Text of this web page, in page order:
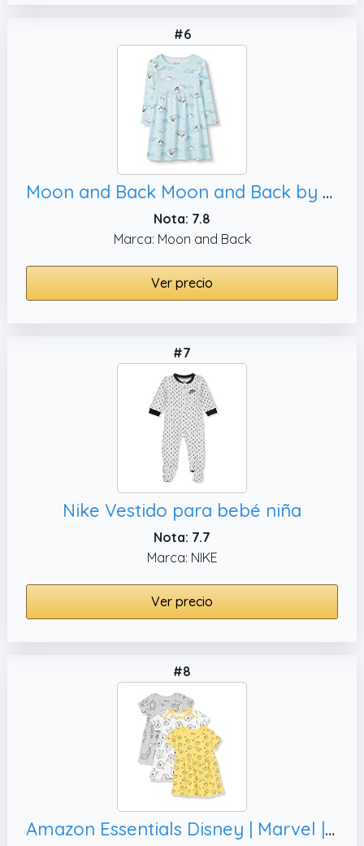
#6
Moon and Back Moon and Back by Hanna Andersson Vestido en punto de algodón orgánico con manga larga Bebé Niña, 12 meses
Nota: 7.8
Marca: Moon and Back
Ver precio
#7
Nike Vestido para bebé niña
Nota: 7.7
Marca: NIKE
Ver precio
#8
Amazon Essentials Disney | Marvel | Star Wars | Princess Vestidos Bebé Niña, 24 meses